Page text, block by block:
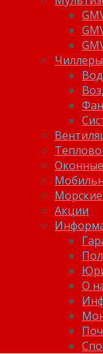
Чиллеры
Оконные
Акции
О